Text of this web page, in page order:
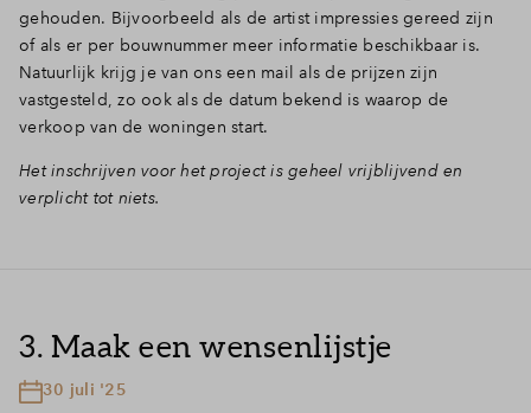
gehouden. Bijvoorbeeld als de artist impressies gereed zijn
of als er per bouwnummer meer informatie beschikbaar is.
Natuurlijk krijg je van ons een mail als de prijzen zijn
vastgesteld, zo ook als de datum bekend is waarop de
verkoop van de woningen start.
Het inschrijven voor het project is geheel vrijblijvend en
verplicht tot niets.
3. Maak een wensenlijstje
30 juli '25